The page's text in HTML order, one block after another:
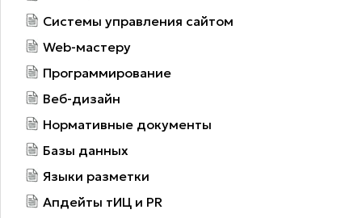
Системы управления сайтом
Web-мастеру
Программирование
Веб-дизайн
Нормативные документы
Базы данных
Языки разметки
Апдейты тИЦ и PR